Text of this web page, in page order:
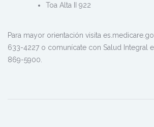
Toa Alta II 922
Para mayor orientación visita
633-4227 o comunícate con Salud Integral
869-5900.